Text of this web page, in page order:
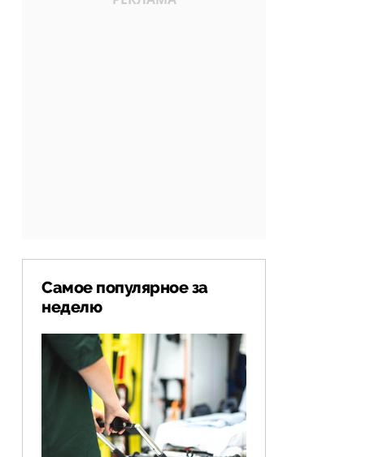
Самое популярное за
неделю